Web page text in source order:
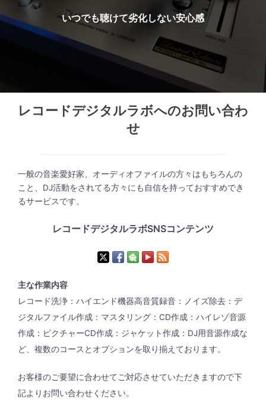
いつでも聴けて劣化しない安心感
レコードデジタルラボへのお問い合わ
せ
一般の音楽愛好家、オーディオファイルの方々はもちろんの
こと、DJ活動をされてる方々にも自信を持っておすすめでき
るサービスです。
レコードデジタルラボSNSコンテンツ
主な作業内容
レコード洗浄：ハイエンド機器高音質録音：ノイズ除去：デ
ジタルファイル作成：マスタリング：CD作成：ハイレゾ音源
作成：ピクチャーCD作成：ジャケット作成：DJ用音源作成な
ど、複数のコースとオプションを取り揃えております。
お客様のご要望に合わせてご対応させていただきますので下
記よりお問い合わせください。